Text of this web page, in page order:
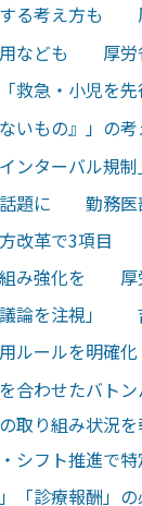
する考え方も
用なども 厚労
「救急・小児
ないもの』」
インターバル
話題に 勤務医
方改革で3項
組み強化を 厚
議論を注視」
用ルールを明
を合わせたバ
の取り組み状
・シフト推進
」「診療報酬